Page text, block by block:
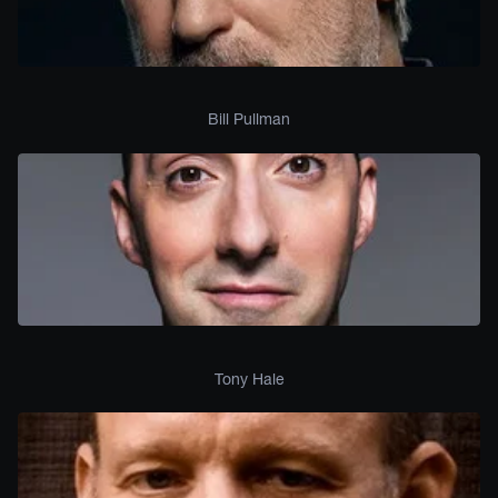
Bill Pullman
Tony Hale